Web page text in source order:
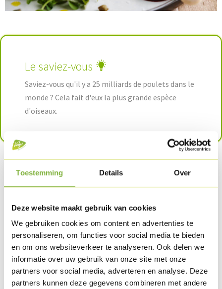
Toestemming Details Over
Deze website maakt gebruik van cookies
We gebruiken cookies om content en advertenties te
personaliseren, om functies voor social media te bieden
en om ons websiteverkeer te analyseren. Ook delen we
informatie over uw gebruik van onze site met onze
partners voor social media, adverteren en analyse. Deze
partners kunnen deze gegevens combineren met andere
Le saviez-vous
Saviez-vous qu'il y a 25 milliards de poulets dans le
monde ? Cela fait d'eux la plus grande espèce
d'oiseaux.
Poulet précuit de Volys.
Délicieusement tendre et
de sécurité alimentaire